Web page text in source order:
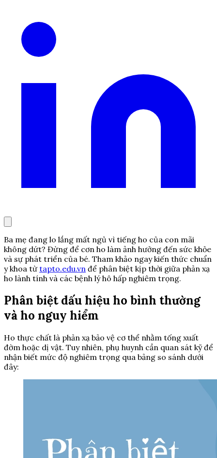
Ba mẹ đang lo lắng mất ngủ vì tiếng ho của con mãi
không dứt? Đừng để cơn ho làm ảnh hưởng đến sức khỏe
và sự phát triển của bé. Tham khảo ngay kiến thức chuẩn
y khoa từtapto.edu.vn để phân biệt kịp thời giữa phản xạ
ho lành tính và các bệnh lý hô hấp nghiêm trọng.
Phân biệt dấu hiệu ho bình thường
và ho nguy hiểm
Ho thực chất là phản xạ bảo vệ cơ thể nhằm tống xuất
đờm hoặc dị vật. Tuy nhiên, phụ huynh cần quan sát kỹ để
nhận biết mức độ nghiêm trọng qua bảng so sánh dưới
đây: